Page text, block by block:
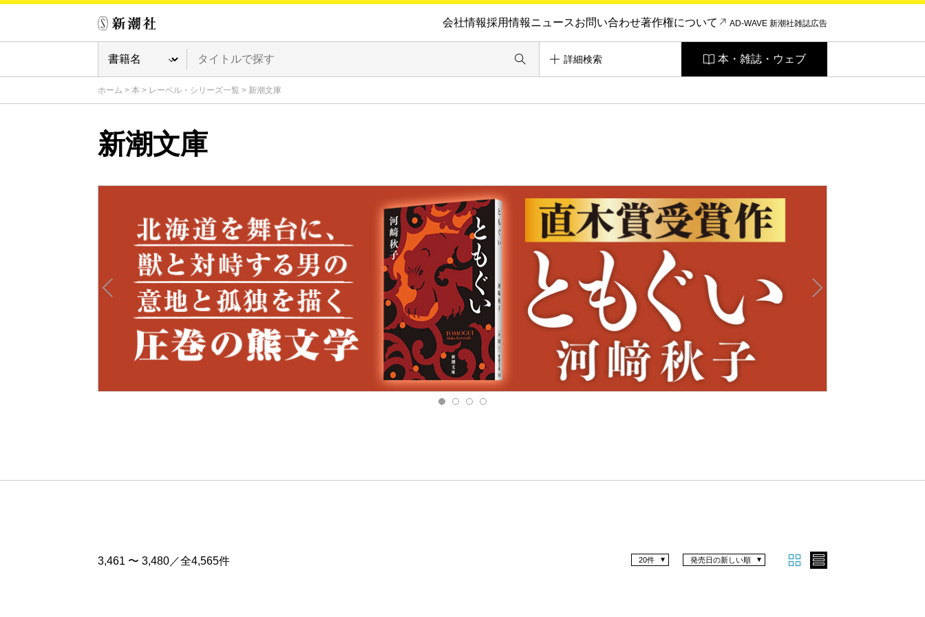
会社情報採用情報ニュースお問い合わせ著作権について AD-WAVE 新潮社雑誌広告
詳細検索 本・雑誌・ウェブ
ホーム > 本 > レーベル・シリーズ一覧 > 新潮文庫
新潮文庫
3,461 〜 3,480／全4,565件 発売日の新しい順
20件